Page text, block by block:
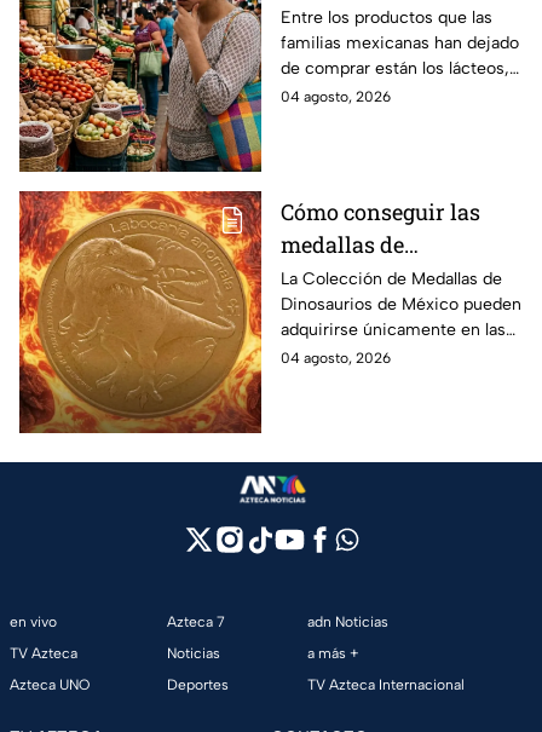
la gente deja de
comprar para cubrir la
canasta básica en
México, según Anpec
Entre los productos que las
familias mexicanas han dejado
de comprar están los lácteos,
comida enlatada, pan de caja,
04 agosto, 2026
Cómo conseguir las
medallas de
Dinosaurios de México
La Colección de Medallas de
Dinosaurios de México pueden
adquirirse únicamente en las
tiendas físicas de la Casa de la
04 agosto, 2026
en vivo
TV Azteca
Azteca UNO
Azteca 7
Noticias
Deportes
adn Noticias
a más +
TV Azteca Internacional